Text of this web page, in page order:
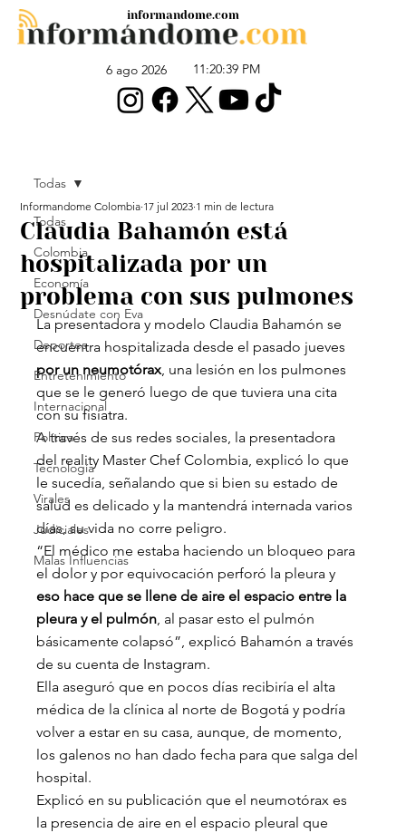
6 ago 2026 11:20:39 PM
informandome.com
Todas
Colombia
Economía
Desnúdate con Eva
Deportes
Entretenimiento
Internacional
Política
Tecnología
Virales
Judiciales
Malas Influencias
Todas
Claudia Bahamón está
hospitalizada por un
problema con sus pulmones
Informandome Colombia 17 jul 2023 1 min de lectura
La presentadora y modelo Claudia Bahamón se
encuentra hospitalizada desde el pasado jueves
por un neumotórax, una lesión en los pulmones
que se le generó luego de que tuviera una cita
con su fisiatra.
A través de sus redes sociales, la presentadora
del reality Master Chef Colombia, explicó lo que
le sucedía, señalando que si bien su estado de
salud es delicado y la mantendrá internada varios
días, su vida no corre peligro.
“El médico me estaba haciendo un bloqueo para
el dolor y por equivocación perforó la pleura y
eso hace que se llene de aire el espacio entre la
pleura y el pulmón, al pasar esto el pulmón
básicamente colapsó”, explicó Bahamón a través
de su cuenta de Instagram.
Ella aseguró que en pocos días recibiría el alta
médica de la clínica al norte de Bogotá y podría
volver a estar en su casa, aunque, de momento,
los galenos no han dado fecha para que salga del
hospital.
Explicó en su publicación que el neumotórax es
la presencia de aire en el espacio pleural que